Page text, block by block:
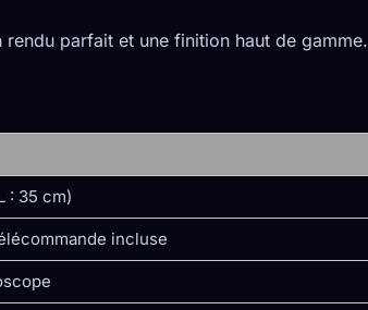
parfait et une finition haut de gamme.
: 35 cm)
incluse